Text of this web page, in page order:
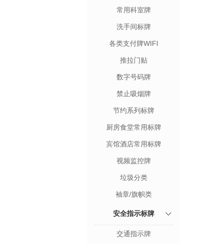
常用科室牌
洗手间标牌
各类支付牌WIFI
推拉门贴
数字号码牌
禁止吸烟牌
节约系列标牌
厨房食堂常用标牌
宾馆酒店常用标牌
视频监控牌
垃圾分类
袖章/旗帜类
安全指示标牌
交通指示牌